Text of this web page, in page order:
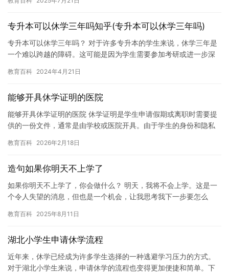
对于…
专升本可以休学三年吗知乎(专升本可以休学三年吗)
专升本可以休学三年吗？ 对于许多专升本的学生来说，休学三年是
一个难以跨越的障碍。这可能是因为学生需要参加考研或进一步深
于专…
教育百科 2024年4月21日
能够开具休学证明的医院
能够开具休学证明的医院 休学证明是学生申请假期或离职时需要提
供的一份文件，通常是由学校或医院开具。由于学生的身份和隐私
的。因…
教育百科 2026年2月18日
造句如果你明天不上学了
如果你明天不上学了，你会做什么？ 明天，我将不会上学。这是一
个令人失望的消息，但也是一个机会，让我思考我下一步要怎么
计划…
教育百科 2025年8月11日
湖北小学生申请休学流程
近年来，休学已经成为许多学生选择的一种逃避学习压力的方式。
对于湖北小学生来说，申请休学的流程也变得更加便捷和简单。下